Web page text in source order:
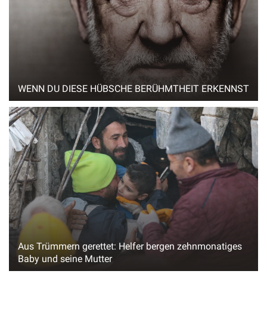
WENN DU DIESE HÜBSCHE BERÜHMTHEIT ERKENNST
Aus Trümmern gerettet: Helfer bergen zehnmonatiges
Baby und seine Mutter